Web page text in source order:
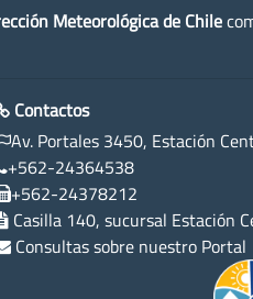
Meteorológica de Chile
Contactos
Av. Portales 3450, Estación
+562-24364538
+562-24378212
Casilla 140, sucursal Estación
Consultas sobre nuestro Portal